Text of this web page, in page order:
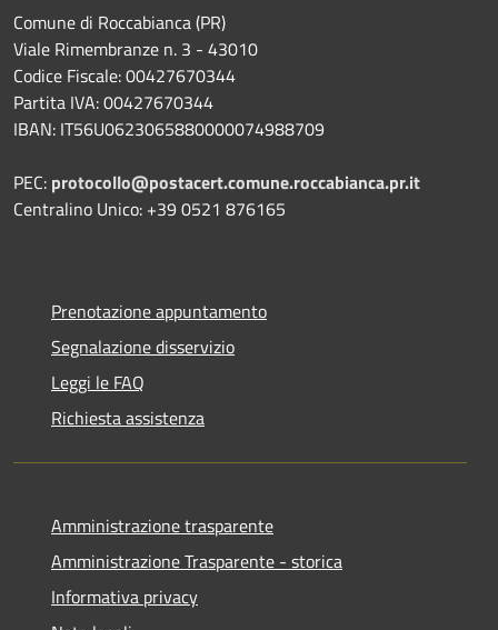
Comune di Roccabianca (PR)
Viale Rimembranze n. 3 - 43010
Codice Fiscale: 00427670344
Partita IVA: 00427670344
IBAN: IT56U0623065880000074988709
PEC: protocollo@postacert.comune.roccabianca.pr.it
Centralino Unico: +39 0521 876165
Prenotazione appuntamento
Segnalazione disservizio
Leggi le FAQ
Richiesta assistenza
Amministrazione trasparente
Amministrazione Trasparente - storica
Informativa privacy